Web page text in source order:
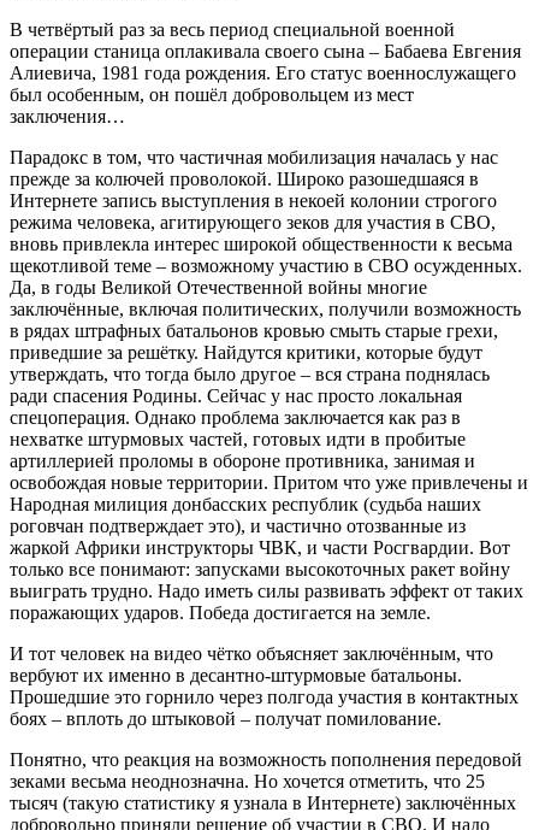
В четвёртый раз за весь период специальной военной
операции станица оплакивала своего сына – Бабаева Евгения
Алиевича, 1981 года рождения. Его статус военнослужащего
был особенным, он пошёл добровольцем из мест
заключения…
Парадокс в том, что частичная мобилизация началась у нас
прежде за колючей проволокой. Широко разошедшаяся в
Интернете запись выступления в некоей колонии строгого
режима человека, агитирующего зеков для участия в СВО,
вновь привлекла интерес широкой общественности к весьма
щекотливой теме – возможному участию в СВО осужденных.
Да, в годы Великой Отечественной войны многие
заключённые, включая политических, получили возможность
в рядах штрафных батальонов кровью смыть старые грехи,
приведшие за решётку. Найдутся критики, которые будут
утверждать, что тогда было другое – вся страна поднялась
ради спасения Родины. Сейчас у нас просто локальная
спецоперация. Однако проблема заключается как раз в
нехватке штурмовых частей, готовых идти в пробитые
артиллерией проломы в обороне противника, занимая и
освобождая новые территории. Притом что уже привлечены и
Народная милиция донбасских республик (судьба наших
роговчан подтверждает это), и частично отозванные из
жаркой Африки инструкторы ЧВК, и части Росгвардии. Вот
только все понимают: запусками высокоточных ракет войну
выиграть трудно. Надо иметь силы развивать эффект от таких
поражающих ударов. Победа достигается на земле.
И тот человек на видео чётко объясняет заключённым, что
вербуют их именно в десантно-штурмовые батальоны.
Прошедшие это горнило через полгода участия в контактных
боях – вплоть до штыковой – получат помилование.
Понятно, что реакция на возможность пополнения передовой
зеками весьма неоднозначна. Но хочется отметить, что 25
тысяч (такую статистику я узнала в Интернете) заключённых
добровольно приняли решение об участии в СВО. И надо